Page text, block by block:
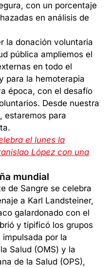
con un porcentaje
en análisis de
la donación voluntaria
pública ampliemos el
en todo el
para la hemoterapia
época, con el desafío
Desde nuestra
estaremos para
el lunes la
López con una
mundial
de Sangre se celebra
a Karl Landsteiner,
galardonado con el
y tipificó los grupos
por la
Salud (OMS) y la
de la Salud (OPS),